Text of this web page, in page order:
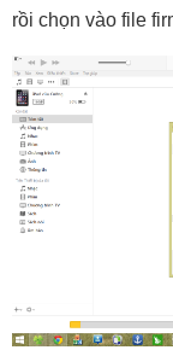
rồi chọn vào file